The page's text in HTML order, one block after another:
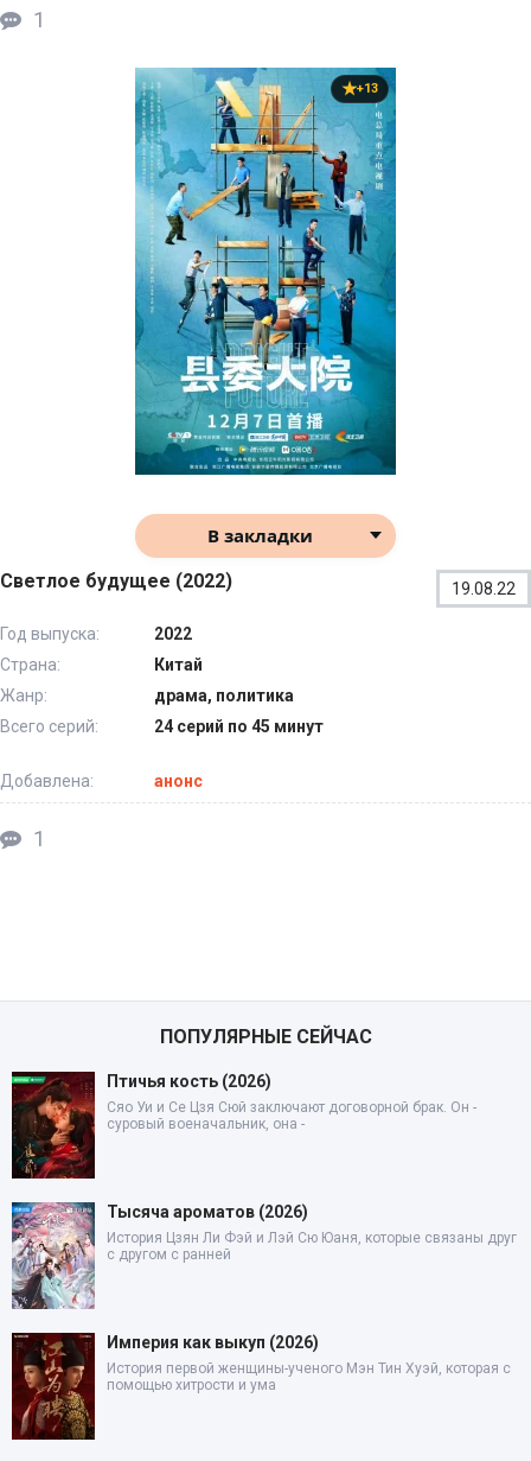
1
+13
В закладки
Светлое будущее (2022) 19.08.22
Год выпуска:
2022
Страна:
Китай
Жанр:
драма, политика
Всего серий:
24 серий по 45 минут
Добавлена: анонс
1
ПОПУЛЯРНЫЕ СЕЙЧАС
Птичья кость (2026)
Сяо Уи и Се Цзя Сюй заключают договорной брак. Он -
суровый военачальник, она -
Тысяча ароматов (2026)
История Цзян Ли Фэй и Лэй Сю Юаня, которые связаны друг
с другом с ранней
Империя как выкуп (2026)
История первой женщины-ученого Мэн Тин Хуэй, которая с
помощью хитрости и ума